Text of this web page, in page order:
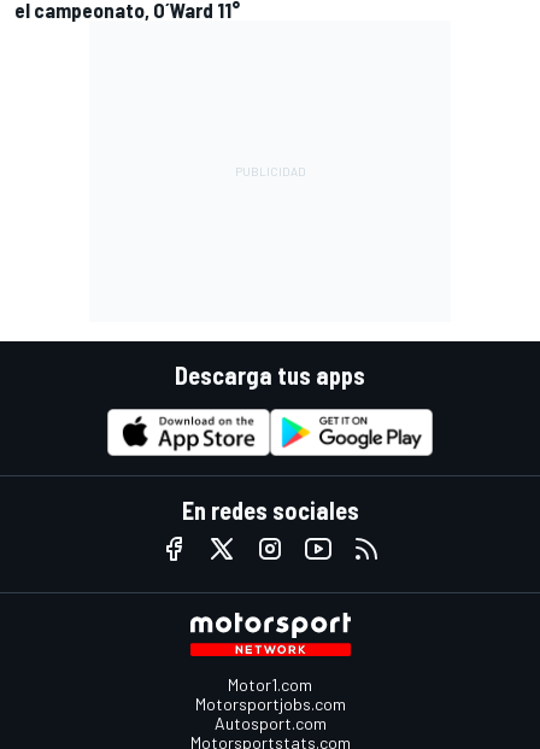
el campeonato, O´Ward 11°
Descarga tus apps
En redes sociales
Motor1.com
Motorsportjobs.com
Autosport.com
Motorsportstats.com